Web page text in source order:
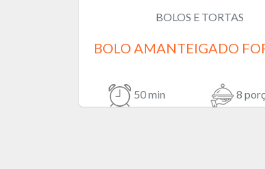
BOLOS E TORTAS
BOLO AMANTEIGADO
50 min 8